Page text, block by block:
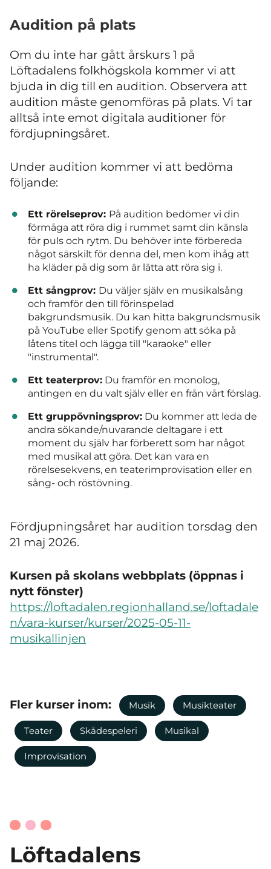
Audition på plats
Om du inte har gått årskurs 1 på
Löftadalens folkhögskola kommer vi att
bjuda in dig till en audition. Observera att
audition måste genomföras på plats. Vi tar
alltså inte emot digitala auditioner för
fördjupningsåret.
Under audition kommer vi att bedöma
följande:
Ett rörelseprov: På audition bedömer vi din
förmåga att röra dig i rummet samt din känsla
för puls och rytm. Du behöver inte förbereda
något särskilt för denna del, men kom ihåg att
ha kläder på dig som är lätta att röra sig i.
Ett sångprov: Du väljer själv en musikalsång
och framför den till förinspelad
bakgrundsmusik. Du kan hitta bakgrundsmusik
på YouTube eller Spotify genom att söka på
låtens titel och lägga till "karaoke" eller
"instrumental".
Ett teaterprov:Du framför en monolog,
antingen en du valt själv eller en från vårt förslag.
Ett gruppövningsprov:Du kommer att leda de
andra sökande/nuvarande deltagare i ett
moment du själv har förberett som har något
med musikal att göra. Det kan vara en
rörelsesekvens, en teaterimprovisation eller en
sång- och röstövning.
Fördjupningsåret har audition torsdag den
21 maj 2026.
Kursen på skolans webbplats (öppnas i
nytt fönster)
https://loftadalen.regionhalland.se/loftadale
n/vara-kurser/kurser/2025-05-11-
musikallinjen
Fler kurser inom: Musik Musikteater
Teater Skådespeleri Musikal
Improvisation
Löftadalens